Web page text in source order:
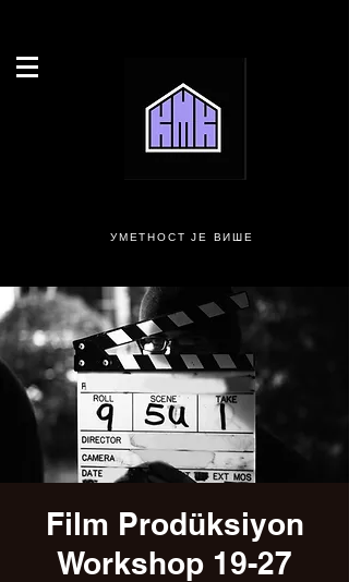
УМЕТНОСТ ЈЕ ВИШЕ
Film Prodüksiyon
Workshop 19-27